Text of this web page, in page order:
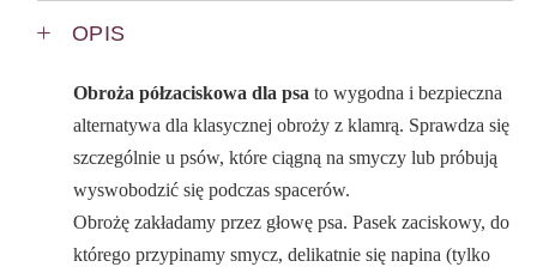
OPIS
Obroża półzaciskowa dla psa to wygodna i bezpieczna
alternatywa dla klasycznej obroży z klamrą. Sprawdza się
szczególnie u psów, które ciągną na smyczy lub próbują
wyswobodzić się podczas spacerów.
Obrożę zakładamy przez głowę psa. Pasek zaciskowy, do
którego przypinamy smycz, delikatnie się napina (tylko